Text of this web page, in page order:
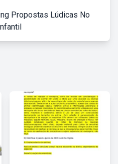
Propostas Lúdicas No